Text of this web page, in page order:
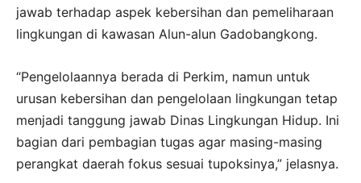
jawab terhadap aspek kebersihan dan pemeliharaan
lingkungan di kawasan Alun-alun Gadobangkong.
“Pengelolaannya berada di Perkim, namun untuk
urusan kebersihan dan pengelolaan lingkungan tetap
menjadi tanggung jawab Dinas Lingkungan Hidup. Ini
bagian dari pembagian tugas agar masing-masing
perangkat daerah fokus sesuai tupoksinya,” jelasnya.